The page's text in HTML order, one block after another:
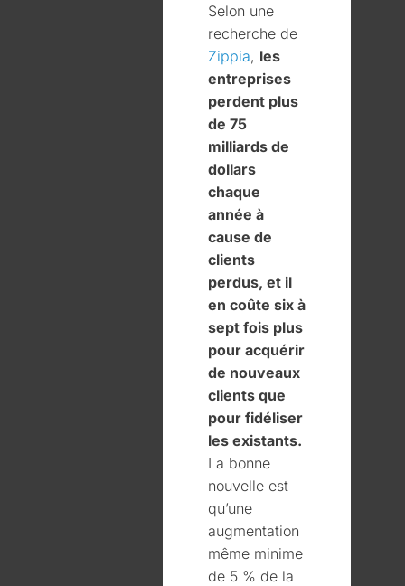
Selon une
recherche de
Zippia, les
entreprises
perdent plus
de 75
milliards de
dollars
chaque
année à
cause de
clients
perdus, et il
en coûte six à
sept fois plus
pour acquérir
de nouveaux
clients que
pour fidéliser
les existants.
La bonne
nouvelle est
qu’une
augmentation
même minime
de 5 % de la